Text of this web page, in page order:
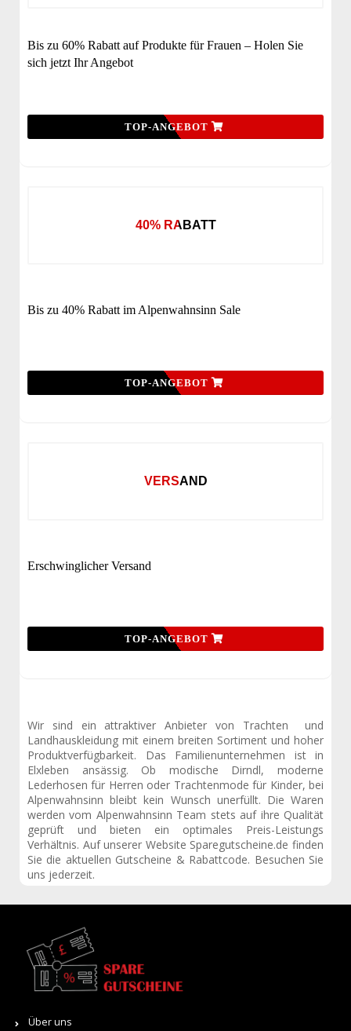
Bis zu 60% Rabatt auf Produkte für Frauen – Holen Sie
sich jetzt Ihr Angebot
TOP-ANGEBOT
40% RABATT
Bis zu 40% Rabatt im Alpenwahnsinn Sale
TOP-ANGEBOT
VERSAND
Erschwinglicher Versand
TOP-ANGEBOT
Wir sind ein attraktiver Anbieter von Trachten und
Landhauskleidung mit einem breiten Sortiment und hoher
Produktverfügbarkeit. Das Familienunternehmen ist in
Elxleben ansässig. Ob modische Dirndl, moderne
Lederhosen für Herren oder Trachtenmode für Kinder, bei
Alpenwahnsinn bleibt kein Wunsch unerfüllt. Die Waren
werden vom Alpenwahnsinn Team stets auf ihre Qualität
geprüft und bieten ein optimales Preis-Leistungs
Verhältnis. Auf unserer Website Sparegutscheine.de finden
Sie die aktuellen Gutscheine & Rabattcode. Besuchen Sie
uns jederzeit.
Über uns